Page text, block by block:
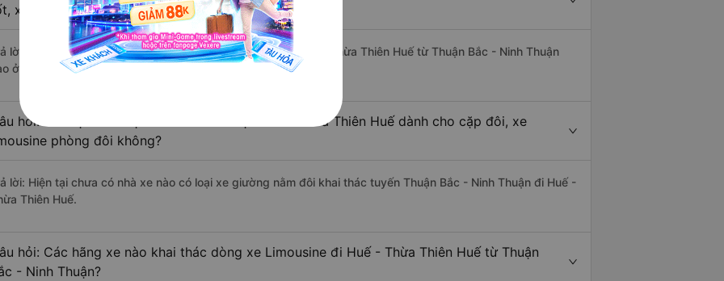
xuất sắc, cao cấp nhất?
lời: Tạm thời chưa đủ review để đánh giá có nhà xe đi Huế - Thừa Thiên Huế từ Thuận Bắc - Ninh Thuận
ở tuyến đường này có chất lượng xuất sắc.
hỏi: Có loại xe Thuận Bắc - Ninh Thuận Huế - Thừa Thiên Huế dành cho cặp đôi, xe
phòng đôi không?
lời: Hiện tại chưa có nhà xe nào có loại xe giường nằm đôi khai thác tuyến Thuận Bắc - Ninh Thuận đi Huế -
Thiên Huế.
hỏi: Các hãng xe nào khai thác dòng xe Limousine đi Huế - Thừa Thiên Huế từ Thuận
- Ninh Thuận?